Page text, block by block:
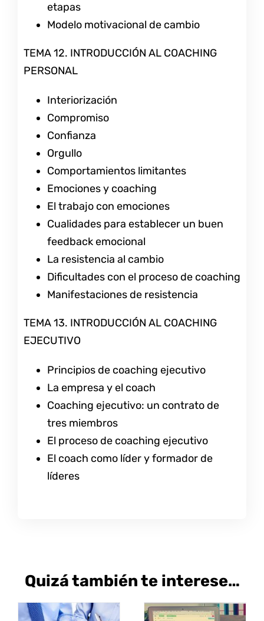
etapas
Modelo motivacional de cambio
TEMA 12. INTRODUCCIÓN AL COACHING
PERSONAL
Interiorización
Compromiso
Confianza
Orgullo
Comportamientos limitantes
Emociones y coaching
El trabajo con emociones
Cualidades para establecer un buen
feedback emocional
La resistencia al cambio
Dificultades con el proceso de coaching
Manifestaciones de resistencia
TEMA 13. INTRODUCCIÓN AL COACHING
EJECUTIVO
Principios de coaching ejecutivo
La empresa y el coach
Coaching ejecutivo: un contrato de
tres miembros
El proceso de coaching ejecutivo
El coach como líder y formador de
líderes
Quizá también te interese…